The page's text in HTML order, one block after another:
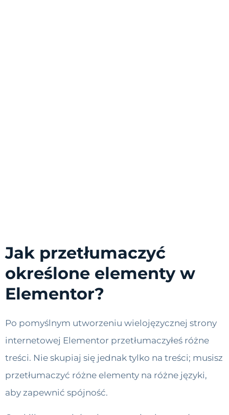
Jak przetłumaczyć
określone elementy w
Elementor?
Po pomyślnym utworzeniu wielojęzycznej strony
internetowej Elementor przetłumaczyłeś różne
treści. Nie skupiaj się jednak tylko na treści; musisz
przetłumaczyć różne elementy na różne języki,
aby zapewnić spójność.